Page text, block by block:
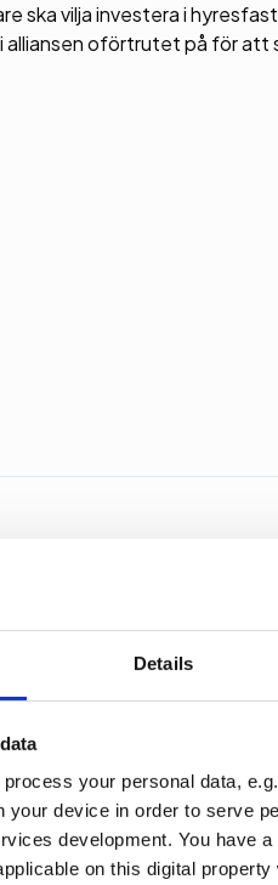
Details
process your personal data,
your device in order to serve
development. You have
on this digital
ska vilja investera i
alliansen oförtrutet på för
behöver för att